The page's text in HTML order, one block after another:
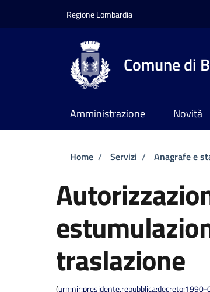
Regione Lombardia
Comune di
Amministrazione Novità
Briciole di
Home / Servizi / Anagrafe e
traslazione
(